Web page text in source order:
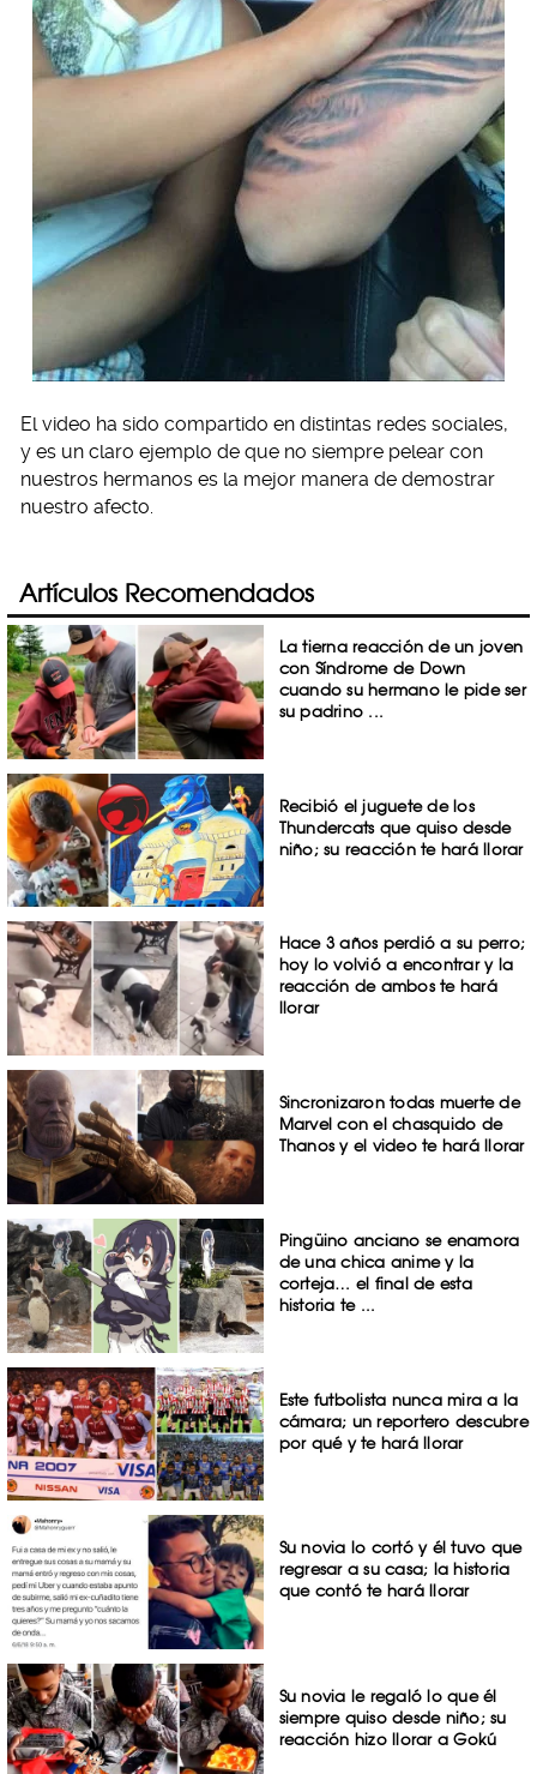
El video ha sido compartido en distintas redes sociales,
y es un claro ejemplo de que no siempre pelear con
nuestros hermanos es la mejor manera de demostrar
nuestro afecto.
Artículos Recomendados
La tierna reacción de un joven
con Síndrome de Down
cuando su hermano le pide ser
su padrino ...
Recibió el juguete de los
Thundercats que quiso desde
niño; su reacción te hará llorar
Hace 3 años perdió a su perro;
hoy lo volvió a encontrar y la
reacción de ambos te hará
llorar
Sincronizaron todas muerte de
Marvel con el chasquido de
Thanos y el video te hará llorar
Pingüino anciano se enamora
de una chica anime y la
corteja… el final de esta
historia te ...
Este futbolista nunca mira a la
cámara; un reportero descubre
por qué y te hará llorar
Su novia lo cortó y él tuvo que
regresar a su casa; la historia
que contó te hará llorar
Su novia le regaló lo que él
siempre quiso desde niño; su
reacción hizo llorar a Gokú